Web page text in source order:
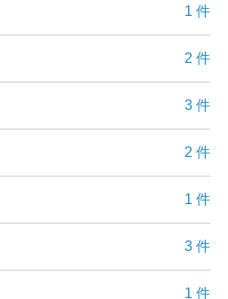
1 件
2 件
3 件
2 件
1 件
3 件
1 件